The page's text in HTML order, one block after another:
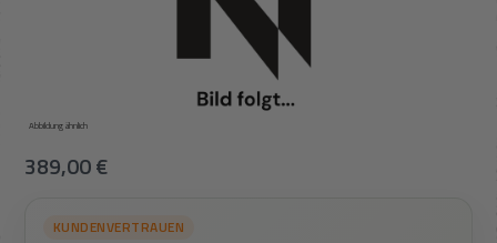
Abbildung ähnlich
Regulärer Preis:
389,00 €
KUNDENVERTRAUEN